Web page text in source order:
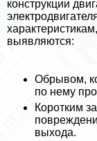
конструкции
выявляются:
Обрывом,
по нему
Коротким
выхода.